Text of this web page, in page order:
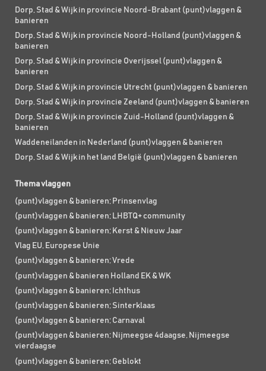
Dorp, Stad & Wijk in provincie Noord-Brabant (punt)vlaggen &
banieren
Dorp, Stad & Wijk in provincie Noord-Holland (punt)vlaggen &
banieren
Dorp, Stad & Wijk in provincie Overijssel (punt)vlaggen &
banieren
Dorp, Stad & Wijk in provincie Utrecht (punt)vlaggen & banieren
Dorp, Stad & Wijk in provincie Zeeland (punt)vlaggen & banieren
Dorp, Stad & Wijk in provincie Zuid-Holland (punt)vlaggen &
banieren
Waddeneilanden in Nederland (punt)vlaggen & banieren
Dorp, Stad & Wijk in het land België (punt)vlaggen & banieren
Thema vlaggen
(punt)vlaggen & banieren; Prinsenvlag
(punt)vlaggen & banieren; LHBTQ+ community
(punt)vlaggen & banieren; Kerst & Nieuw Jaar
Vlag EU, Europese Unie
(punt)vlaggen & banieren; Vrede
(punt)vlaggen & banieren Holland EK & WK
(punt)vlaggen & banieren; Ichthus
(punt)vlaggen & banieren; Sinterklaas
(punt)vlaggen & banieren; Carnaval
(punt)vlaggen & banieren; Nijmeegse 4daagse, Nijmeegse
vierdaagse
(punt)vlaggen & banieren; Geblokt